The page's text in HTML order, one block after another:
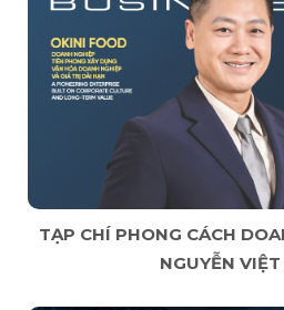
TẠP CHÍ PHONG CÁCH
NGUYỄN